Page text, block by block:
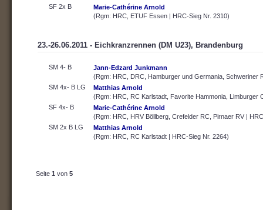
SF 2x B
Marie-Cathérine Arnold
(Rgm: HRC, ETUF Essen | HRC-Sieg Nr. 2310)
23.-26.06.2011 - Eichkranzrennen (DM U23), Brandenburg
SM 4- B
Jann-Edzard Junkmann
(Rgm: HRC, DRC, Hamburger und Germania, Schweriner
SM 4x- B LG
Matthias Arnold
(Rgm: HRC, RC Karlstadt, Favorite Hammonia, Limburger
SF 4x- B
Marie-Cathérine Arnold
(Rgm: HRC, HRV Böllberg, Crefelder RC, Pirnaer RV |
SM 2x B LG
Matthias Arnold
(Rgm: HRC, RC Karlstadt | HRC-Sieg Nr. 2264)
Seite 1 von 5